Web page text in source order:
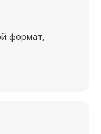
формат,